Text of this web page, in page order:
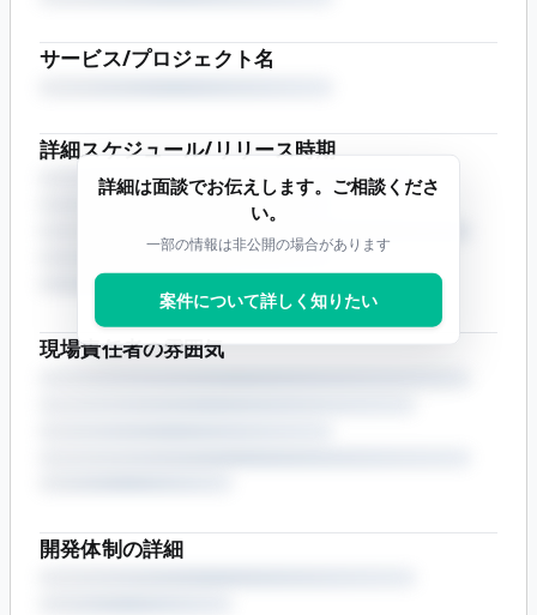
サービス/プロジェクト名
詳細スケジュール/リリース時期
現場責任者の雰囲気
開発体制の詳細
詳細は面談でお伝えします。ご相談くださ
い。
一部の情報は非公開の場合があります
案件について詳しく知りたい